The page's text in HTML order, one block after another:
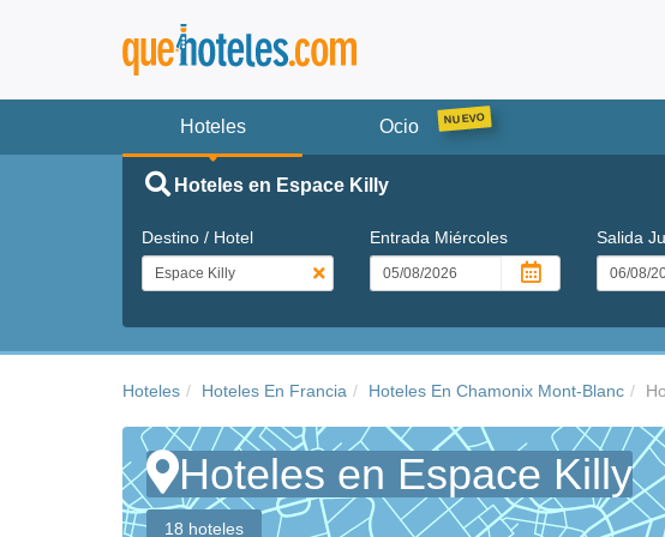
Hoteles Ocio
Hoteles en Espace Killy
Destino / Hotel Entrada Miércoles Salida
Hoteles Hoteles En Francia Hoteles En Chamonix Mont-Blanc
Hoteles en Espace Killy
18 hoteles